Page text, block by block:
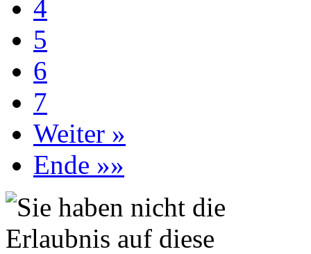
4
5
6
7
Weiter »
Ende »»